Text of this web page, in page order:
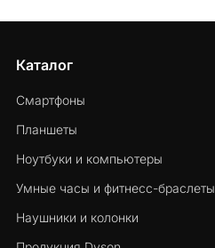
Каталог
Смартфоны
Планшеты
Ноутбуки и компьютеры
Умные часы и фитнесс-браслеты
Наушники и колонки